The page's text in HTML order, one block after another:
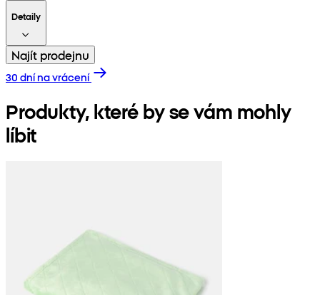
Detaily
Najít prodejnu
30 dní na vrácení
Produkty, které by se vám mohly
líbit